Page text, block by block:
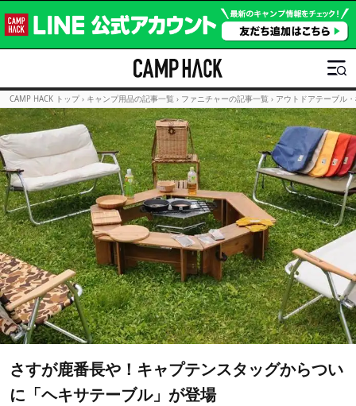
CAMP HACK トップ › キャンプ用品の記事一覧 › ファニチャーの記事一覧 › アウトドアテーブル
さすが鹿番長や！キャプテンスタッグからつい
に「ヘキサテーブル」が登場